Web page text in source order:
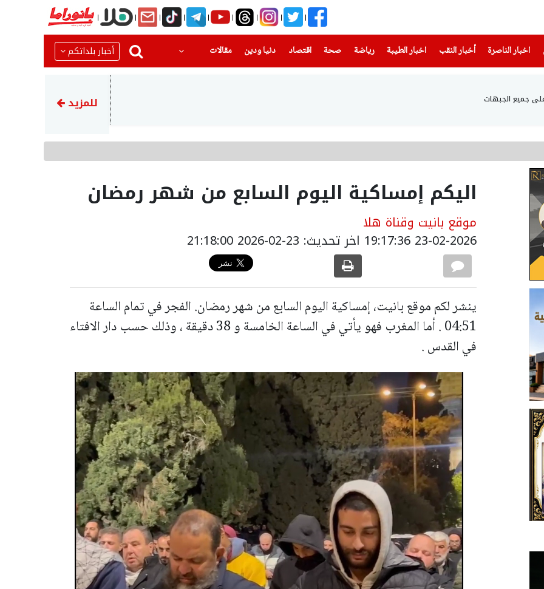
اخبار الناصرة
(current) أخبار النقب اخبار الطيبة(current) رياضة
(current) صحة(current) اقتصاد دنيا ودين
(current) مقالات أخبار بلداتكم
جميع الجبهات مصرع شاب واصابة 3 اخرين بحادث طرق مروع قرب حورة
للمزيد
اليكم إمساكية اليوم السابع من شهر رمضان
موقع بانيت وقناة هلا
23-02-2026 19:17:36 اخر تحديث: 23-02-2026 21:18:00
ينشر لكم موقع بانيت، إمساكية اليوم السابع من شهر رمضان. الفجر في تمام الساعة
04:51 . أما المغرب فهو يأتي في الساعة الخامسة و 38 دقيقة ، وذلك حسب دار الافتاء
في القدس .